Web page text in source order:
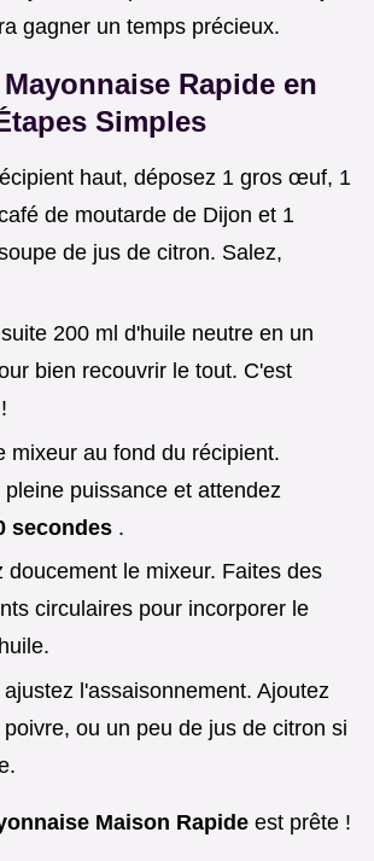
gagner un temps précieux.
Rapide en
Simples
haut, déposez 1 gros œuf, 1
de moutarde de Dijon et 1
de jus de citron. Salez,
200 ml d'huile neutre en un
bien recouvrir le tout. C'est
mixeur au fond du récipient.
puissance et attendez
secondes .
doucement le mixeur. Faites des
circulaires pour incorporer le
l'assaisonnement. Ajoutez
ou un peu de jus de citron si
Maison Rapide est prête !